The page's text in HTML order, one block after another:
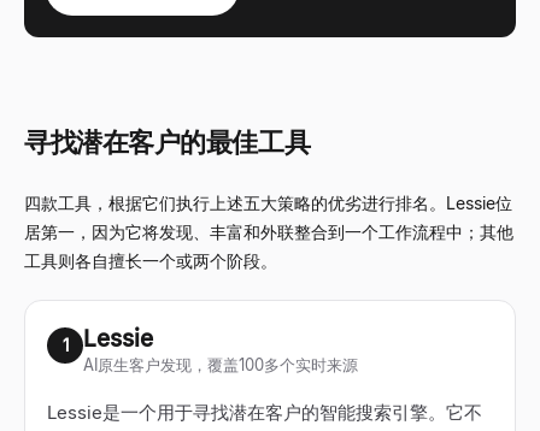
寻找潜在客户的最佳工具
四款工具，根据它们执行上述五大策略的优劣进行排名。Lessie位
居第一，因为它将发现、丰富和外联整合到一个工作流程中；其他
工具则各自擅长一个或两个阶段。
1 Lessie
AI原生客户发现，覆盖100多个实时来源
Lessie是一个用于寻找潜在客户的智能搜索引擎。它不